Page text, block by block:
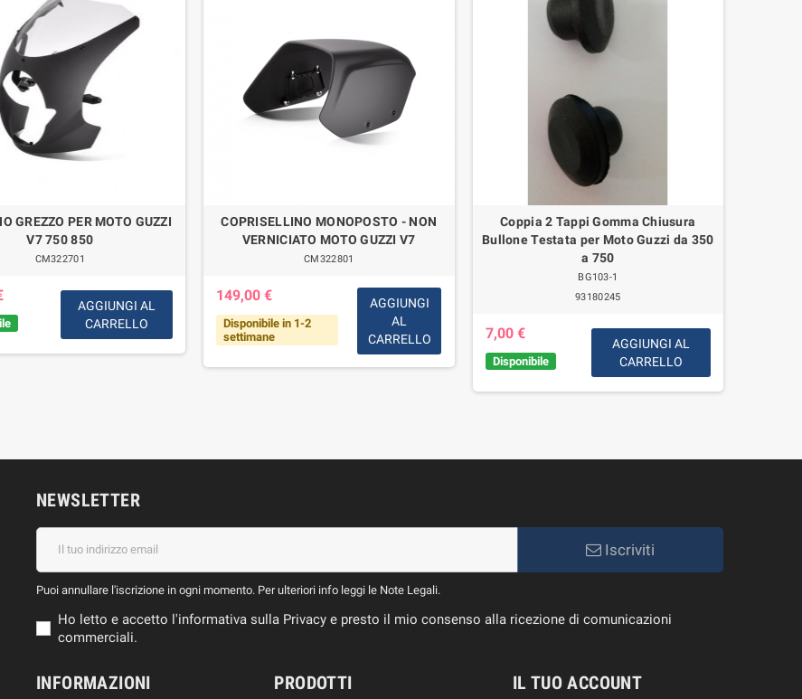
GREZZO PER MOTO GUZZI
V7 750 850
CM322701
AGGIUNGI AL
CARRELLO
COPRISELLINO MONOPOSTO - NON
VERNICIATO MOTO GUZZI V7
CM322801
149,00 €
Disponibile in 1-2
settimane
AGGIUNGI
AL
CARRELLO
Coppia 2 Tappi Gomma Chiusura
Bullone Testata per Moto Guzzi da 350
a 750
BG103-1
93180245
7,00 €
Disponibile
AGGIUNGI AL
CARRELLO
NEWSLETTER
Iscriviti
Puoi annullare l'iscrizione in ogni momento. Per ulteriori info leggi le Note Legali.
Ho letto e accetto l'informativa sulla Privacy e presto il mio consenso alla ricezione di comunicazioni
commerciali.
INFORMAZIONI PRODOTTI IL TUO ACCOUNT